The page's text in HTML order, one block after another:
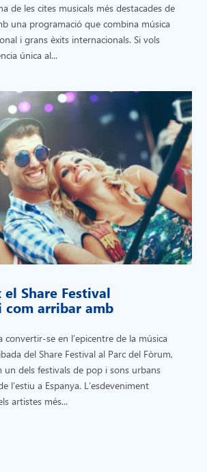
de les cites musicals més destacades de
una programació que combina música
i grans èxits internacionals. Si vols
única al...
Share Festival
com arribar amb
convertir-se en l’epicentre de la música
del Share Festival al Parc del Fòrum,
un dels festivals de pop i sons urbans
l’estiu a Espanya. L’esdeveniment
artistes més...